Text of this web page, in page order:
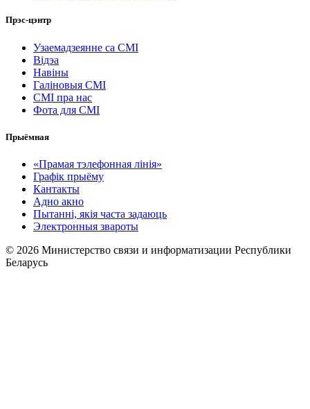
Прэс-цэнтр
Узаемадзеянне са СМІ
Відэа
Навіны
Галіновыя СМІ
СМІ пра нас
Фота для СМІ
Прыёмная
«Прамая тэлефонная лінія»
Графік прыёму
Кантакты
Адно акно
Пытанні, якія часта задаюць
Электронныя звароты
© 2026 Министерство связи и информатизации Республики
Беларусь